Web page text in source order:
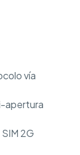
vía
apertura
2G